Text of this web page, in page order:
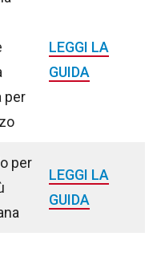
per
LEGGI LA
GUIDA
per
LEGGI LA
GUIDA